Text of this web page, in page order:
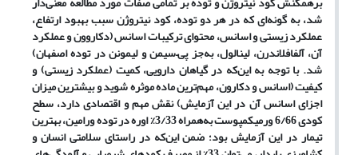
شد، به ‌گونه‌ای ‌که در هر دو توده، کود نیتروژن سبب بهبود ارتفاع،
عملکرد زیستی و اسانس، محتوای ترکیبات اسانس (دکاروون و عملکرد
آن، آلفافلاندرن، لینالول، به‌جز پی–سیمن و لیمونن در توده اصفهان)
شد. با توجه به این‌که در گیاهان دارویی، کمیت (عملکرد زیستی) و
کیفیت (اسانس و دکارون، مهم‌ترین ماده موثره شوید و بیشترین میزان
اجزای اسانس آن در این آزمایش) نقش مهم و اقتصادی دارد، سطح
کودی 6/66 ورمی­کمپوست به‌همراه 3/33% اوره در توده ورامین، بهترین
تیمار در این آزمایش بود؛ ضمن این‌که در راستای سلامتی انسان و